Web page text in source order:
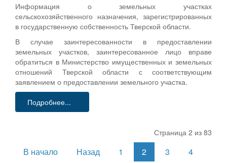
Информация о земельных участках
сельскохозяйственного назначения, зарегистрированных
в государственную собственность Тверской области.
В случае заинтересованности в предоставлении
земельных участков, заинтересованное лицо вправе
обратиться в Министерство имущественных и земельных
отношений Тверской области с соответствующим
заявлением о предоставлении земельного участка.
Подробнее...
Страница 2 из 83
В начало Назад 1 2 3
4